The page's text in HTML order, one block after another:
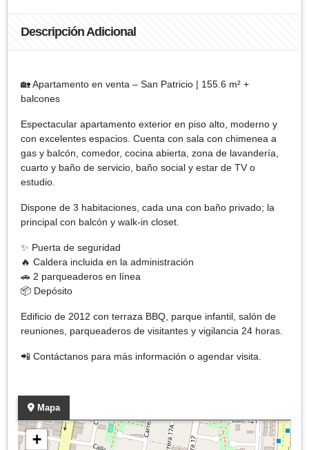
Descripción Adicional
🏡 Apartamento en venta – San Patricio | 155.6 m² +
balcones
Espectacular apartamento exterior en piso alto, moderno y
con excelentes espacios. Cuenta con sala con chimenea a
gas y balcón, comedor, cocina abierta, zona de lavandería,
cuarto y baño de servicio, baño social y estar de TV o
estudio.
Dispone de 3 habitaciones, cada una con baño privado; la
principal con balcón y walk-in closet.
✨ Puerta de seguridad
🔥 Caldera incluida en la administración
🚗 2 parqueaderos en línea
📦 Depósito
Edificio de 2012 con terraza BBQ, parque infantil, salón de
reuniones, parqueaderos de visitantes y vigilancia 24 horas.
📲 Contáctanos para más información o agendar visita.
Mapa
+